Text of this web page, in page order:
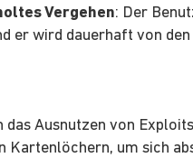
Vergehen: Der
er wird dauerhaft von
Ausnutzen von
Kartenlöchern, um sich